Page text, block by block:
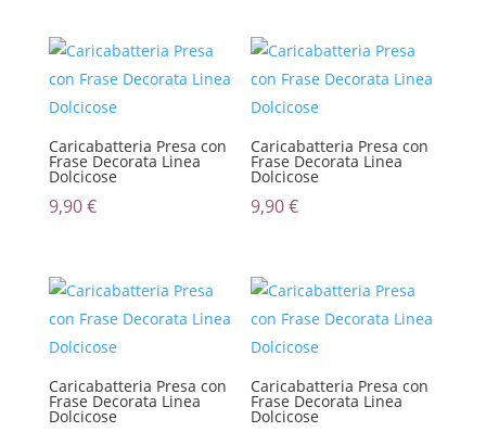
Caricabatteria Presa con
Frase Decorata Linea
Dolcicose
9,90€
Caricabatteria Presa con
Frase Decorata Linea
Dolcicose
9,90€
Caricabatteria Presa con
Frase Decorata Linea
Dolcicose
Caricabatteria Presa con
Frase Decorata Linea
Dolcicose